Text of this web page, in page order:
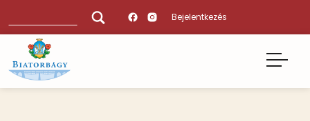
tartalomra
Bejelentkezés